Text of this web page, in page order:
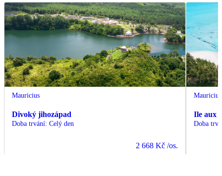
Mauricius
Divoký jihozápad
Doba trvání: Celý den
2 668 Kč /os.
Mauricius
Ile aux
Doba